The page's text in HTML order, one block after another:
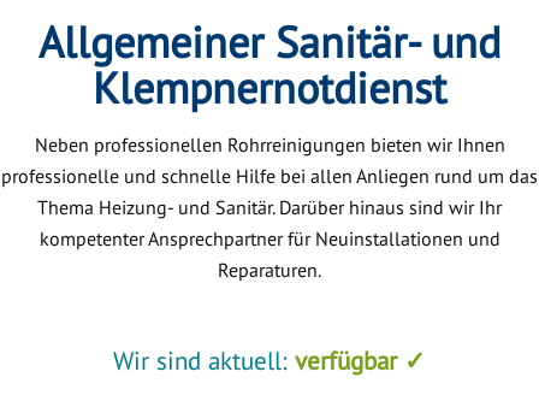
Allgemeiner Sanitär- und
Klempnernotdienst
Neben professionellen Rohrreinigungen bieten wir Ihnen
professionelle und schnelle Hilfe bei allen Anliegen rund um das
Thema Heizung- und Sanitär. Darüber hinaus sind wir Ihr
kompetenter Ansprechpartner für Neuinstallationen und
Reparaturen.
Wir sind aktuell: verfügbar ✓